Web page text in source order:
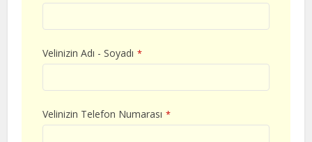
Velinizin Adı - Soyadı *
Velinizin Telefon Numarası *